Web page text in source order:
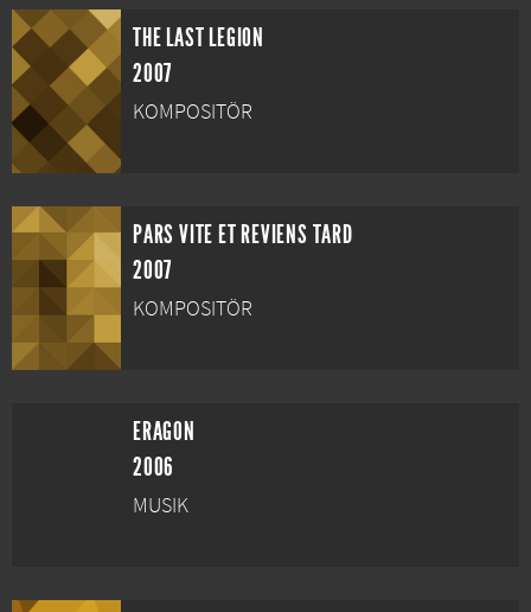
THE LAST LEGION
2007
KOMPOSITÖR
PARS VITE ET REVIENS TARD
2007
KOMPOSITÖR
ERAGON
2006
MUSIK